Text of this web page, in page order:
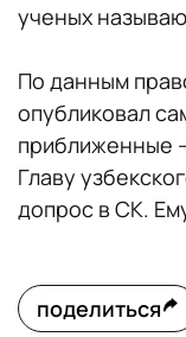
ученых
По данным
опубликовал
приближенные
Главу
допрос в СК.
поделиться